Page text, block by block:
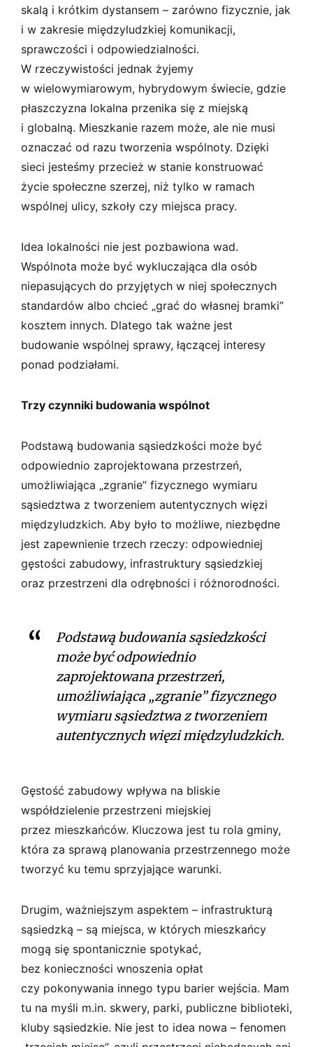
skalą i krótkim dystansem – zarówno fizycznie, jak
i w zakresie międzyludzkiej komunikacji,
sprawczości i odpowiedzialności.
W rzeczywistości jednak żyjemy
w wielowymiarowym, hybrydowym świecie, gdzie
płaszczyzna lokalna przenika się z miejską
i globalną. Mieszkanie razem może, ale nie musi
oznaczać od razu tworzenia wspólnoty. Dzięki
sieci jesteśmy przecież w stanie konstruować
życie społeczne szerzej, niż tylko w ramach
wspólnej ulicy, szkoły czy miejsca pracy.
Idea lokalności nie jest pozbawiona wad.
Wspólnota może być wykluczająca dla osób
niepasujących do przyjętych w niej społecznych
standardów albo chcieć „grać do własnej bramki”
kosztem innych. Dlatego tak ważne jest
budowanie wspólnej sprawy, łączącej interesy
ponad podziałami.
Trzy czynniki budowania wspólnot
Podstawą budowania sąsiedzkości może być
odpowiednio zaprojektowana przestrzeń,
umożliwiająca „zgranie” fizycznego wymiaru
sąsiedztwa z tworzeniem autentycznych więzi
międzyludzkich. Aby było to możliwe, niezbędne
jest zapewnienie trzech rzeczy: odpowiedniej
gęstości zabudowy, infrastruktury sąsiedzkiej
oraz przestrzeni dla odrębności i różnorodności.
Podstawą budowania sąsiedzkości
może być odpowiednio
zaprojektowana przestrzeń,
umożliwiająca „zgranie” fizycznego
wymiaru sąsiedztwa z tworzeniem
autentycznych więzi międzyludzkich.
Gęstość zabudowy wpływa na bliskie
współdzielenie przestrzeni miejskiej
przez mieszkańców. Kluczowa jest tu rola gminy,
która za sprawą planowania przestrzennego może
tworzyć ku temu sprzyjające warunki.
Drugim, ważniejszym aspektem – infrastrukturą
sąsiedzką – są miejsca, w których mieszkańcy
mogą się spontanicznie spotykać,
bez konieczności wnoszenia opłat
czy pokonywania innego typu barier wejścia. Mam
tu na myśli m.in. skwery, parki, publiczne biblioteki,
kluby sąsiedzkie. Nie jest to idea nowa – fenomen